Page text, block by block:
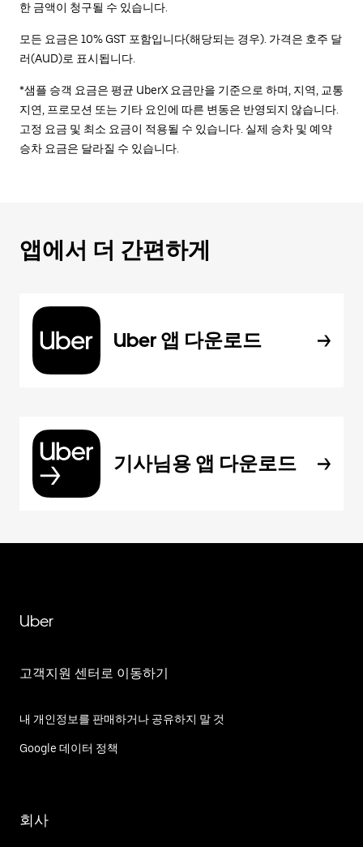
한 금액이 청구될 수 있습니다.
모든 요금은 10% GST 포함입니다(해당되는 경우). 가격은 호주 달
러(AUD)로 표시됩니다.
*샘플 승객 요금은 평균 UberX 요금만을 기준으로 하며, 지역, 교통
지연, 프로모션 또는 기타 요인에 따른 변동은 반영되지 않습니다.
고정 요금 및 최소 요금이 적용될 수 있습니다. 실제 승차 및 예약
승차 요금은 달라질 수 있습니다.
앱에서 더 간편하게
Uber 앱 다운로드
기사님용 앱 다운로드
Uber
고객지원 센터로 이동하기
내 개인정보를 판매하거나 공유하지 말 것
Google 데이터 정책
회사